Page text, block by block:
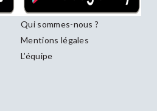
Qui sommes-nous ?
Mentions légales
L’équipe